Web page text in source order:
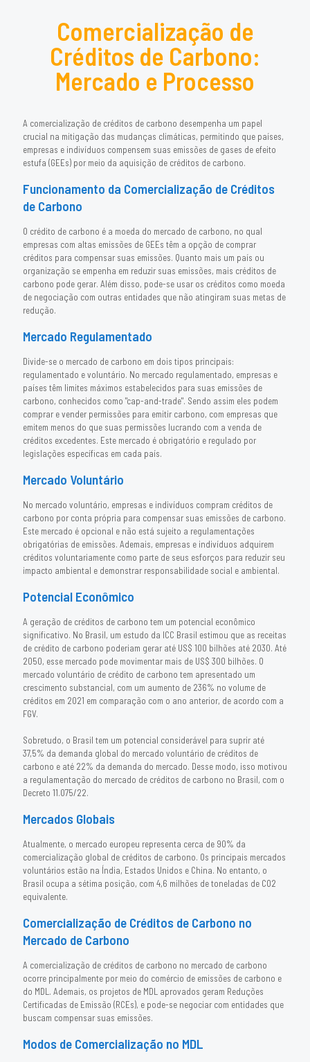
Comercialização de
Créditos de Carbono:
Mercado e Processo
A comercialização de créditos de carbono desempenha um papel
crucial na mitigação das mudanças climáticas, permitindo que países,
empresas e indivíduos compensem suas emissões de gases de efeito
estufa (GEEs) por meio da aquisição de créditos de carbono.
Funcionamento da Comercialização de Créditos
de Carbono
O crédito de carbono é a moeda do mercado de carbono, no qual
empresas com altas emissões de GEEs têm a opção de comprar
créditos para compensar suas emissões. Quanto mais um país ou
organização se empenha em reduzir suas emissões, mais créditos de
carbono pode gerar. Além disso, pode-se usar os créditos como moeda
de negociação com outras entidades que não atingiram suas metas de
redução.
Mercado Regulamentado
Divide-se o mercado de carbono em dois tipos principais:
regulamentado e voluntário. No mercado regulamentado, empresas e
países têm limites máximos estabelecidos para suas emissões de
carbono, conhecidos como "cap-and-trade". Sendo assim eles podem
comprar e vender permissões para emitir carbono, com empresas que
emitem menos do que suas permissões lucrando com a venda de
créditos excedentes. Este mercado é obrigatório e regulado por
legislações específicas em cada país.
Mercado Voluntário
No mercado voluntário, empresas e indivíduos compram créditos de
carbono por conta própria para compensar suas emissões de carbono.
Este mercado é opcional e não está sujeito a regulamentações
obrigatórias de emissões. Ademais, empresas e indivíduos adquirem
créditos voluntariamente como parte de seus esforços para reduzir seu
impacto ambiental e demonstrar responsabilidade social e ambiental.
Potencial Econômico
A geração de créditos de carbono tem um potencial econômico
significativo. No Brasil, um estudo da ICC Brasil estimou que as receitas
de crédito de carbono poderiam gerar até US$ 100 bilhões até 2030. Até
2050, esse mercado pode movimentar mais de US$ 300 bilhões. O
mercado voluntário de crédito de carbono tem apresentado um
crescimento substancial, com um aumento de 236% no volume de
créditos em 2021 em comparação com o ano anterior, de acordo com a
FGV.
Sobretudo, o Brasil tem um potencial considerável para suprir até
37,5% da demanda global do mercado voluntário de créditos de
carbono e até 22% da demanda do mercado. Desse modo, isso motivou
a regulamentação do mercado de créditos de carbono no Brasil, com o
Decreto 11.075/22.
Mercados Globais
Atualmente, o mercado europeu representa cerca de 90% da
comercialização global de créditos de carbono. Os principais mercados
voluntários estão na Índia, Estados Unidos e China. No entanto, o
Brasil ocupa a sétima posição, com 4,6 milhões de toneladas de CO2
equivalente.
Comercialização de Créditos de Carbono no
Mercado de Carbono
A comercialização de créditos de carbono no mercado de carbono
ocorre principalmente por meio do comércio de emissões de carbono e
do MDL. Ademais, os projetos de MDL aprovados geram Reduções
Certificadas de Emissão (RCEs), e pode-se negociar com entidades que
buscam compensar suas emissões.
Modos de Comercialização no MDL